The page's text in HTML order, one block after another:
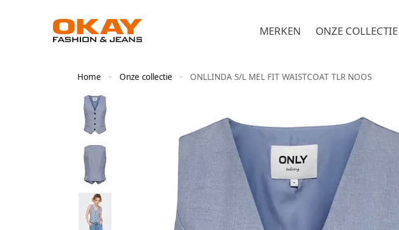
MERKEN ONZE COLLECTIE
Home > Onze collectie > ONLLINDA S/L MEL FIT WAISTCOAT TLR NOOS